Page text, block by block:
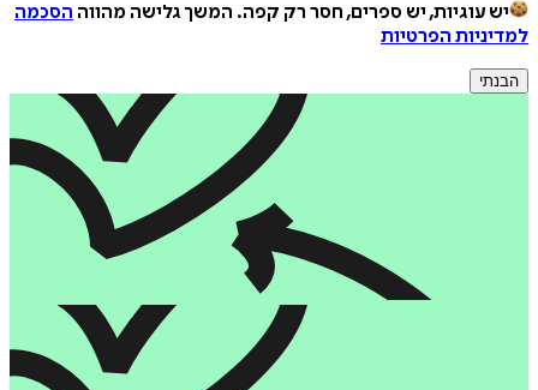
יש עוגיות, יש ספרים, חסר רק קפה. המשך גלישה מהווה הסכמה
למדיניות הפרטיות
הבנתי